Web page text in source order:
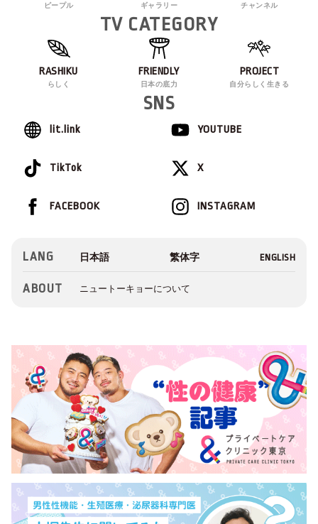
ピープル ギャラリー チャンネル
TV CATEGORY
RASHIKU
らしく
FRIENDLY
日本の底力
PROJECT
自分らしく生きる
SNS
lit.link YOUTUBE
TikTok X
INSTAGRAM
FACEBOOK
LANG
ABOUT ニュートーキョーについて